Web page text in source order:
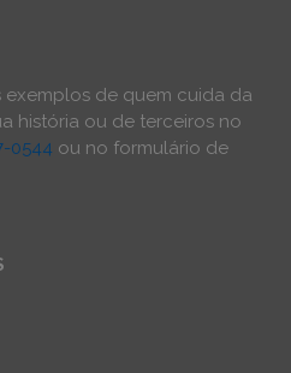
de quem cuida da
história ou de terceiros no
0544 ou no formulário de